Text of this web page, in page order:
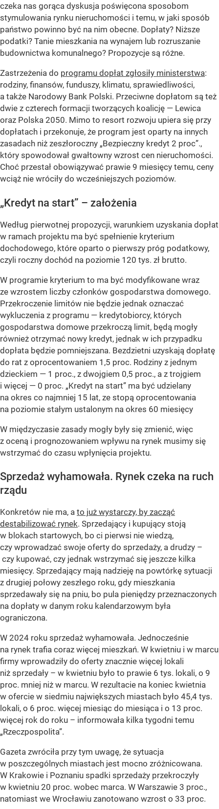
czeka nas gorąca dyskusja poświęcona sposobom
stymulowania rynku nieruchomości i temu, w jaki sposób
państwo powinno być na nim obecne. Dopłaty? Niższe
podatki? Tanie mieszkania na wynajem lub rozruszanie
budownictwa komunalnego? Propozycje są różne.
Zastrzeżenia do programu dopłat zgłosiły ministerstwa:
rodziny, finansów, funduszy, klimatu, sprawiedliwości,
a także Narodowy Bank Polski. Przeciwne dopłatom są też
dwie z czterech formacji tworzących koalicję — Lewica
oraz Polska 2050. Mimo to resort rozwoju upiera się przy
dopłatach i przekonuje, że program jest oparty na innych
zasadach niż zeszłoroczny „Bezpieczny kredyt 2 proc”.,
który spowodował gwałtowny wzrost cen nieruchomości.
Choć przestał obowiązywać prawie 9 miesięcy temu, ceny
wciąż nie wróciły do wcześniejszych poziomów.
„Kredyt na start” – założenia
Według pierwotnej propozycji, warunkiem uzyskania dopłat
w ramach projektu ma być spełnienie kryterium
dochodowego, które oparto o pierwszy próg podatkowy,
czyli roczny dochód na poziomie 120 tys. zł brutto.
W programie kryterium to ma być modyfikowane wraz
ze wzrostem liczby członków gospodarstwa domowego.
Przekroczenie limitów nie będzie jednak oznaczać
wykluczenia z programu — kredytobiorcy, których
gospodarstwa domowe przekroczą limit, będą mogły
również otrzymać nowy kredyt, jednak w ich przypadku
dopłata będzie pomniejszana. Bezdzietni uzyskają dopłatę
do rat z oprocentowaniem 1,5 proc. Rodziny z jednym
dzieckiem — 1 proc., z dwojgiem 0,5 proc., a z trojgiem
i więcej — 0 proc. „Kredyt na start” ma być udzielany
na okres co najmniej 15 lat, ze stopą oprocentowania
na poziomie stałym ustalonym na okres 60 miesięcy
W międzyczasie zasady mogły były się zmienić, więc
z oceną i prognozowaniem wpływu na rynek musimy się
wstrzymać do czasu wpłynięcia projektu.
Sprzedaż wyhamowała. Rynek czeka na ruch
rządu
Konkretów nie ma, a to już wystarczy, by zacząć
destabilizować rynek. Sprzedający i kupujący stoją
w blokach startowych, bo ci pierwsi nie wiedzą,
czy wprowadzać swoje oferty do sprzedaży, a drudzy –
czy kupować, czy jednak wstrzymać się jeszcze kilka
miesięcy. Sprzedający mają nadzieję na powtórkę sytuacji
z drugiej połowy zeszłego roku, gdy mieszkania
sprzedawały się na pniu, bo pula pieniędzy przeznaczonych
na dopłaty w danym roku kalendarzowym była
ograniczona.
W 2024 roku sprzedaż wyhamowała. Jednocześnie
na rynek trafia coraz więcej mieszkań. W kwietniu i w marcu
firmy wprowadziły do oferty znacznie więcej lokali
niż sprzedały – w kwietniu było to prawie 6 tys. lokali, o 9
proc. mniej niż w marcu. W rezultacie na koniec kwietnia
w ofercie w siedmiu największych miastach było 45,4 tys.
lokali, o 6 proc. więcej miesiąc do miesiąca i o 13 proc.
więcej rok do roku – informowała kilka tygodni temu
„Rzeczpospolita”.
Gazeta zwróciła przy tym uwagę, że sytuacja
w poszczególnych miastach jest mocno zróżnicowana.
W Krakowie i Poznaniu spadki sprzedaży przekroczyły
w kwietniu 20 proc. wobec marca. W Warszawie 3 proc.,
natomiast we Wrocławiu zanotowano wzrost o 33 proc.